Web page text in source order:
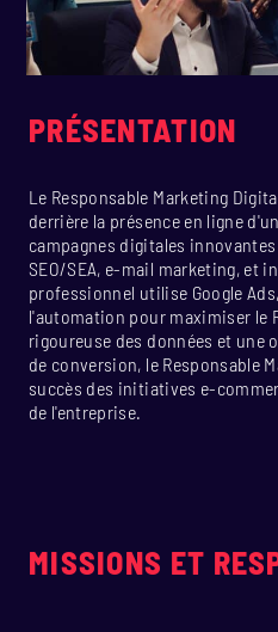
PRÉSENTATION
Le Responsable Marketing
derrière la présence en ligne
campagnes digitales
SEO/SEA, e-mail marketing, et
professionnel utilise Google
l'automation pour maximiser le
rigoureuse des données et
de conversion, le Responsable
succès des initiatives e-
de l'entreprise.
MISSIONS ET